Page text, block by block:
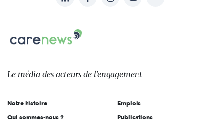
sur:
Carenews,
Le
des
l'engagement
Le média des acteurs de l'engagement
Notre histoire
Qui sommes-nous ?
Emplois
Publications